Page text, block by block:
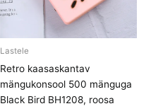
Lastele
Retro kaasaskantav
mängukonsool 500 mänguga
Black Bird BH1208, roosa